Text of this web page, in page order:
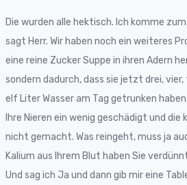
Die wurden alle hektisch. Ich komme
sagt Herr. Wir haben noch ein weiteres
eine reine Zucker Suppe in ihren Adern
sondern dadurch, dass sie jetzt drei,
elf Liter Wasser am Tag getrunken
Ihre Nieren ein wenig geschädigt und
nicht gemacht. Was reingeht, muss ja
Kalium aus Ihrem Blut haben Sie
Und sag ich Ja und dann gib mir eine